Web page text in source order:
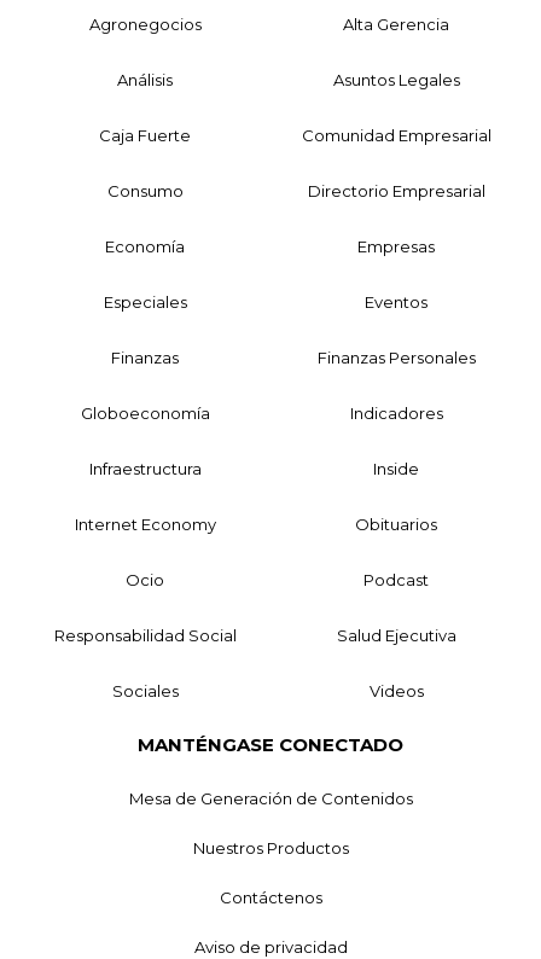
Agronegocios Alta Gerencia
Análisis Asuntos Legales
Caja Fuerte Comunidad Empresarial
Consumo Directorio Empresarial
Economía Empresas
Especiales Eventos
Finanzas Finanzas Personales
Globoeconomía Indicadores
Infraestructura Inside
Internet Economy Obituarios
Ocio Podcast
Responsabilidad Social Salud Ejecutiva
Sociales Videos
MANTÉNGASE CONECTADO
Mesa de Generación de Contenidos
Nuestros Productos
Contáctenos
Aviso de privacidad